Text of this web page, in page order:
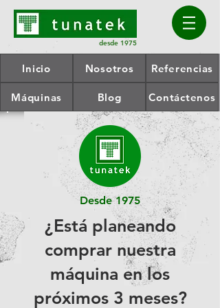
desde 1975
Inicio Nosotros Referencias
Máquinas Blog Contáctenos
Desde 1975
¿Está planeando
comprar nuestra
máquina en los
próximos 3 meses?